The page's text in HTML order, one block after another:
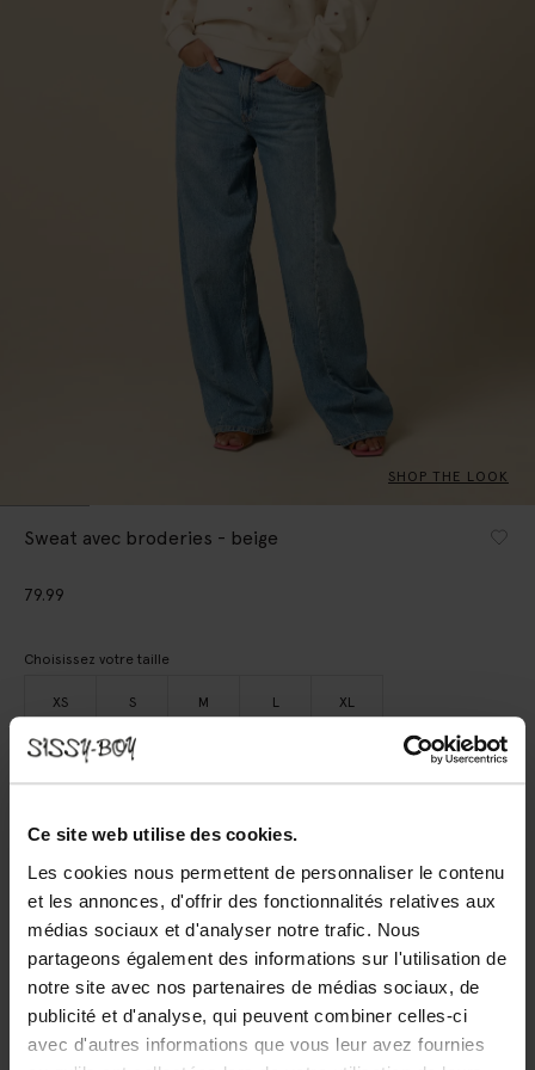
Ce site web utilise des cookies.
Les cookies nous permettent de personnaliser le contenu
et les annonces, d'offrir des fonctionnalités relatives aux
médias sociaux et d'analyser notre trafic. Nous
partageons également des informations sur l'utilisation de
notre site avec nos partenaires de médias sociaux, de
publicité et d'analyse, qui peuvent combiner celles-ci
avec d'autres informations que vous leur avez fournies
SHOP THE LOOK
Sweat avec broderies - beige
79.99
Choisissez votre taille
XS S M L XL
AVIS (1)
Sweat beige de Sissy-Boy. Le sweat a des manches longues,